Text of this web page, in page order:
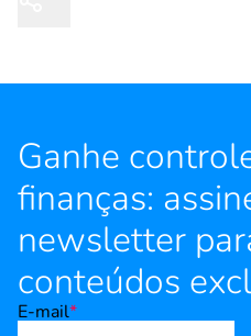
Ganhe
finanças:
newsletter
conteúdos
E-mail*